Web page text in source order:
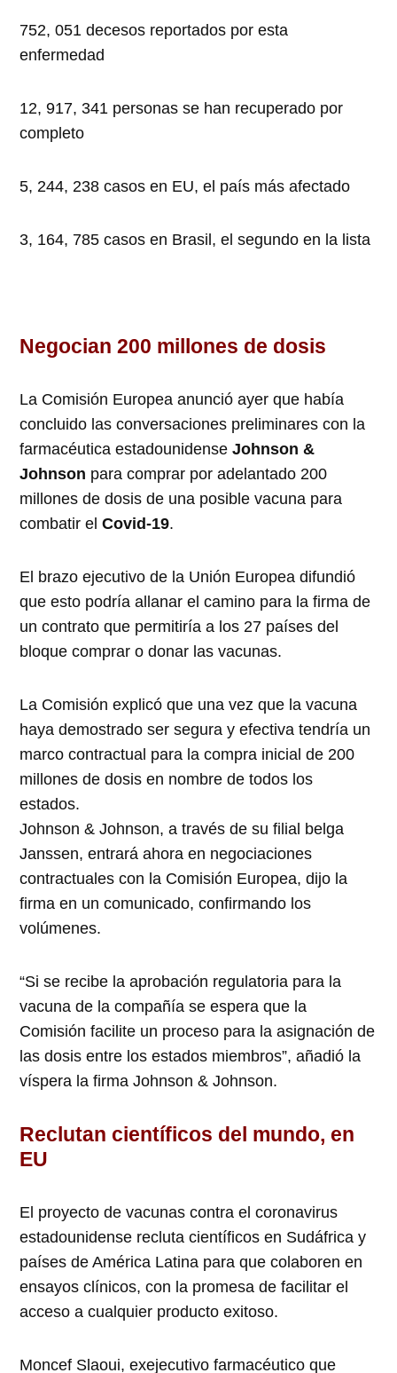
752, 051 decesos reportados por esta
enfermedad
12, 917, 341 personas se han recuperado por
completo
5, 244, 238 casos en EU, el país más afectado
3, 164, 785 casos en Brasil, el segundo en la lista
Negocian 200 millones de dosis
La Comisión Europea anunció ayer que había
concluido las conversaciones preliminares con la
farmacéutica estadounidenseJohnson &
Johnson para comprar por adelantado 200
millones de dosis de una posible vacuna para
combatir el Covid-19.
El brazo ejecutivo de la Unión Europea difundió
que esto podría allanar el camino para la firma de
un contrato que permitiría a los 27 países del
bloque comprar o donar las vacunas.
La Comisión explicó que una vez que la vacuna
haya demostrado ser segura y efectiva tendría un
marco contractual para la compra inicial de 200
millones de dosis en nombre de todos los
estados.
Johnson & Johnson, a través de su filial belga
Janssen, entrará ahora en negociaciones
contractuales con la Comisión Europea, dijo la
firma en un comunicado, confirmando los
volúmenes.
“Si se recibe la aprobación regulatoria para la
vacuna de la compañía se espera que la
Comisión facilite un proceso para la asignación de
las dosis entre los estados miembros”, añadió la
víspera la firma Johnson & Johnson.
Reclutan científicos del mundo, en
EU
El proyecto de vacunas contra el coronavirus
estadounidense recluta científicos en Sudáfrica y
países de América Latina para que colaboren en
ensayos clínicos, con la promesa de facilitar el
acceso a cualquier producto exitoso.
Moncef Slaoui, exejecutivo farmacéutico que